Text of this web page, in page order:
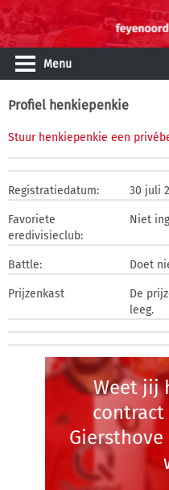
Menu
Profiel henkiepenkie
Stuur henkiepenkie een
Registratiedatum: 30 juli
Favoriete
eredivisieclub:
Niet
Battle: Doet
Prijzenkast
De
leeg.
Weet jij
contract